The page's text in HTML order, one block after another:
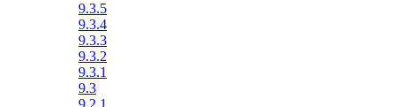
9.3.5
9.3.4
9.3.3
9.3.2
9.3.1
9.3
9.2.1